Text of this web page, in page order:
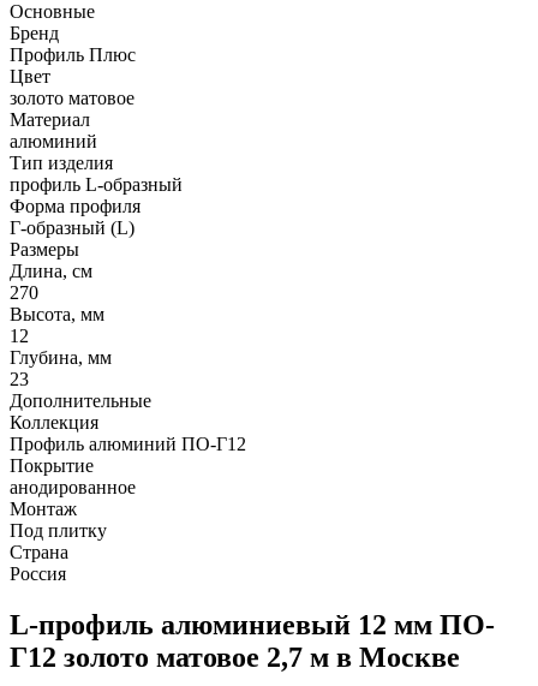
Основные
Бренд
Профиль Плюс
Цвет
золото матовое
Материал
алюминий
Тип изделия
профиль L-образный
Форма профиля
Г-образный (L)
Размеры
Длина, см
270
Высота, мм
12
Глубина, мм
23
Дополнительные
Коллекция
Профиль алюминий ПО-Г12
Покрытие
анодированное
Монтаж
Под плитку
Страна
Россия
L-профиль алюминиевый 12 мм ПО-
Г12 золото матовое 2,7 м в Москве